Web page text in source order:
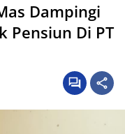
Dampingi
Pensiun Di PT